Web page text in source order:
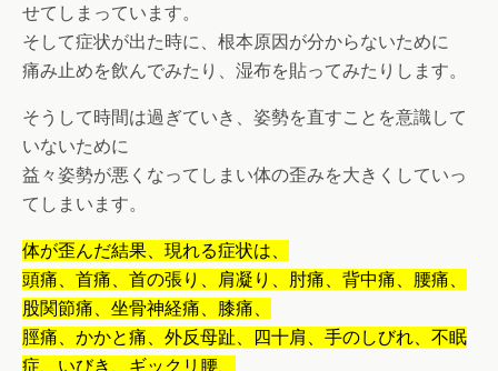
せてしまっています。
そして症状が出た時に、根本原因が分からないために
痛み止めを飲んでみたり、湿布を貼ってみたりします。
そうして時間は過ぎていき、姿勢を直すことを意識して
いないために
益々姿勢が悪くなってしまい体の歪みを大きくしていっ
てしまいます。
体が歪んだ結果、現れる症状は、
頭痛、首痛、首の張り、肩凝り、肘痛、背中痛、腰痛、
股関節痛、坐骨神経痛、膝痛、
脛痛、かかと痛、外反母趾、四十肩、手のしびれ、不眠
症、いびき、ギックリ腰、